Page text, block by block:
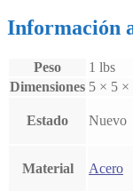
Información
Peso
1 lbs
Dimensiones 5 × 5 ×
Estado Nuevo
Material Acero